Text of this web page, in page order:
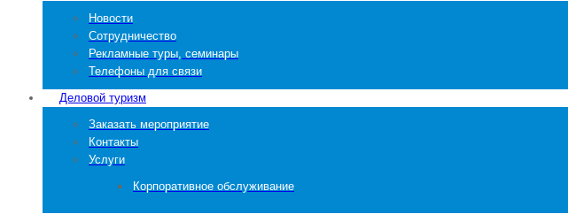
Новости
Сотрудничество
Рекламные туры, семинары
Телефоны для связи
Деловой туризм
Заказать мероприятие
Контакты
Услуги
Корпоративное обслуживание